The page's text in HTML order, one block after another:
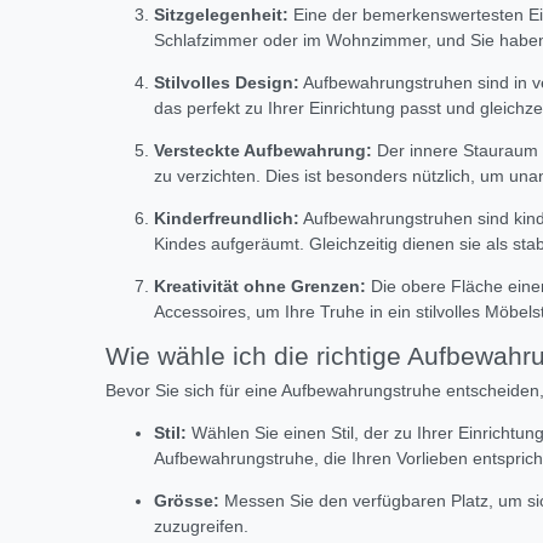
Sitzgelegenheit: Eine der bemerkenswertesten
Schlafzimmer oder im Wohnzimmer, und Sie
Stilvolles Design: Aufbewahrungstruhen sind in
das perfekt zu Ihrer Einrichtung passt und
Versteckte Aufbewahrung: Der innere
zu verzichten. Dies ist besonders nützlich, um
Kinderfreundlich: Aufbewahrungstruhen sind
Kindes aufgeräumt. Gleichzeitig dienen sie als
Kreativität ohne Grenzen: Die obere Fläche
Accessoires, um Ihre Truhe in ein stilvolles
Wie wähle ich die richtige
Bevor Sie sich für eine Aufbewahrungstruhe
Stil: Wählen Sie einen Stil, der zu Ihrer
Aufbewahrungstruhe, die Ihren Vorlieben
Grösse: Messen Sie den verfügbaren Platz, um
zuzugreifen.